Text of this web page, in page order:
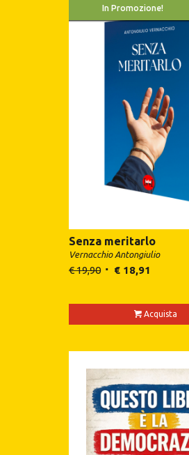
In Promozione!
Senza meritarlo
Vernacchio Antongiulio
€19,90 €18,91
Acquista